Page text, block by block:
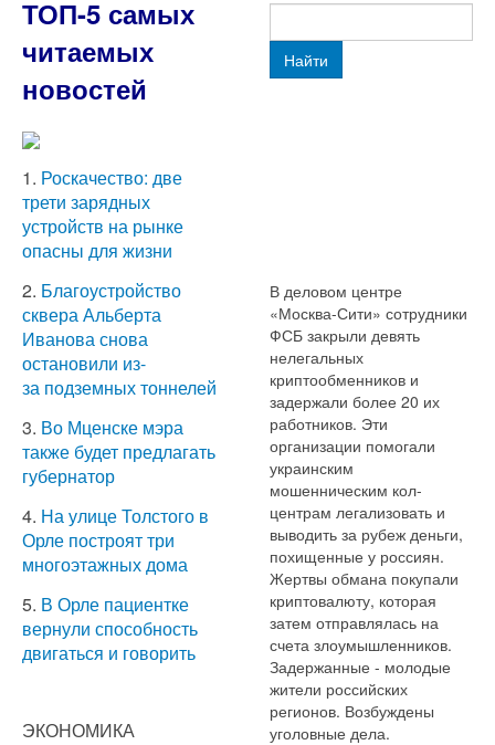
ТОП-5 самых
читаемых
новостей
1. Роскачество: две
трети зарядных
устройств на рынке
опасны для жизни
2. Благоустройство
сквера Альберта
Иванова снова
остановили из-
за подземных тоннелей
3. Во Мценске мэра
также будет предлагать
губернатор
4. На улице Толстого в
Орле построят три
многоэтажных дома
5. В Орле пациентке
вернули способность
двигаться и говорить
ЭКОНОМИКА
Найти
В деловом центре
«Москва-Сити» сотрудники
ФСБ закрыли девять
нелегальных
криптообменников и
задержали более 20 их
работников. Эти
организации помогали
украинским
мошенническим кол-
центрам легализовать и
выводить за рубеж деньги,
похищенные у россиян.
Жертвы обмана покупали
криптовалюту, которая
затем отправлялась на
счета злоумышленников.
Задержанные - молодые
жители российских
регионов. Возбуждены
уголовные дела.